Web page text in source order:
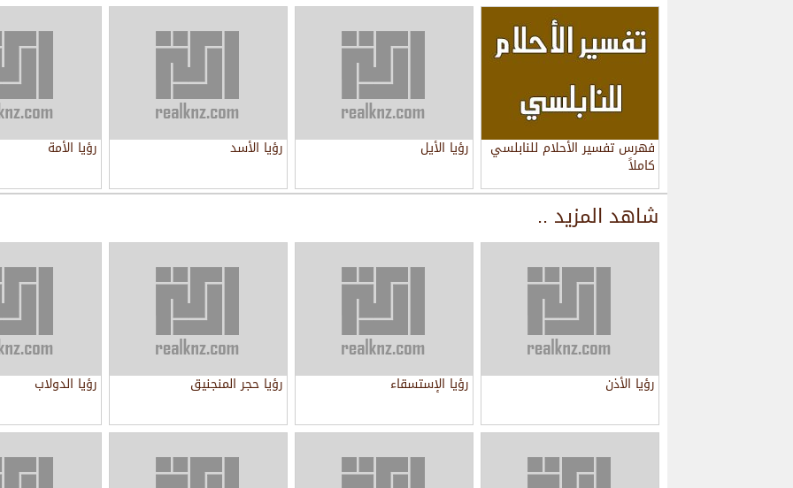
فهرس تفسير الأحلام للنابلسي
كاملاً
رؤيا الأيل رؤيا الأسد رؤيا الأمة
شاهد المزيد ..
رؤيا الأذن رؤيا الإستسقاء رؤيا حجر المنجنيق رؤيا الدولاب